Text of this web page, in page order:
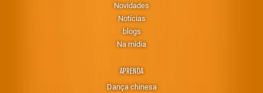
Novidades
Notícias
blogs
Na mídia
APRENDA
Dança chinesa